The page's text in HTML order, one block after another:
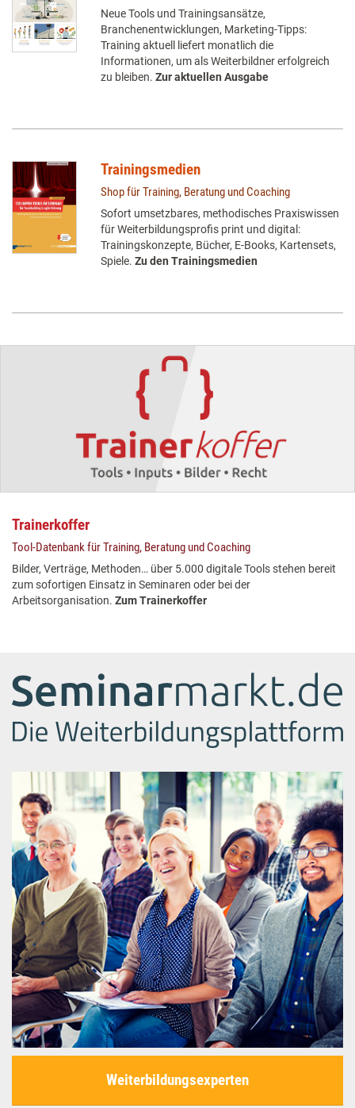
Neue Tools und Trainingsansätze,
Branchenentwicklungen, Marketing-Tipps:
Training aktuell liefert monatlich die
Informationen, um als Weiterbildner erfolgreich
zu bleiben. Zur aktuellen Ausgabe
Trainingsmedien
Shop für Training, Beratung und Coaching
Sofort umsetzbares, methodisches Praxiswissen
für Weiterbildungsprofis print und digital:
Trainingskonzepte, Bücher, E-Books, Kartensets,
Spiele. Zu den Trainingsmedien
Trainerkoffer
Tool-Datenbank für Training, Beratung und Coaching
Bilder, Verträge, Methoden… über 5.000 digitale Tools stehen bereit
zum sofortigen Einsatz in Seminaren oder bei der
Arbeitsorganisation. Zum Trainerkoffer
Weiterbildungsexperten